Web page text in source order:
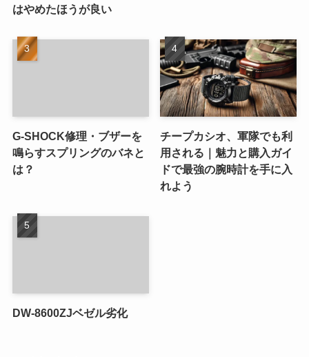
はやめたほうが良い
G-SHOCK修理・ブザーを
鳴らすスプリングのバネと
は？
チープカシオ、軍隊でも利
用される｜魅力と購入ガイ
ドで最強の腕時計を手に入
れよう
DW-8600ZJベゼル劣化